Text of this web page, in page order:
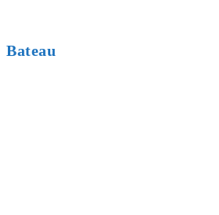
Bateau